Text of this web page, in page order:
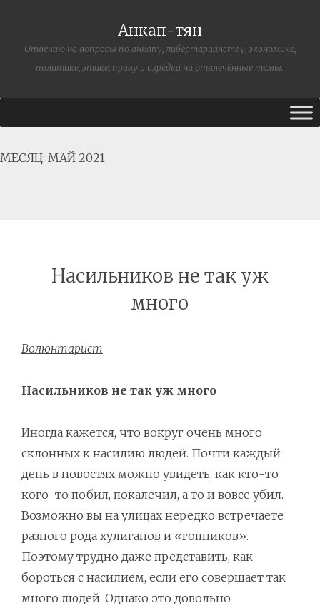
Анкап-тян
Отвечаю на вопросы по анкапу, либертарианству, экономике,
политике, этике, праву и изредка на отвлечённые темы.
МЕСЯЦ: МАЙ 2021
Насильников не так уж
много
Волюнтарист
Насильников не так уж много
Иногда кажется, что вокруг очень много
склонных к насилию людей. Почти каждый
день в новостях можно увидеть, как кто-то
кого-то побил, покалечил, а то и вовсе убил.
Возможно вы на улицах нередко встречаете
разного рода хулиганов и «гопников».
Поэтому трудно даже представить, как
бороться с насилием, если его совершает так
много людей. Однако это довольно